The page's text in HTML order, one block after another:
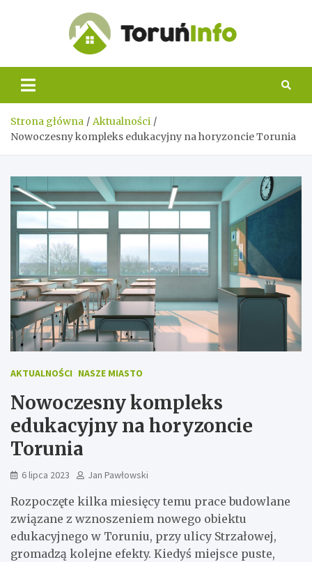
Info
Strona główna
Aktualności
Nowoczesny kompleks edukacyjny na horyzoncie Torunia
AKTUALNOŚCI NASZE MIASTO
Nowoczesny kompleks
edukacyjny na horyzoncie
Torunia
6 lipca 2023 Jan Pawłowski
Rozpoczęte kilka miesięcy temu prace budowlane
związane z wznoszeniem nowego obiektu
edukacyjnego w Toruniu, przy ulicy Strzałowej,
gromadzą kolejne efekty. Kiedyś miejsce puste,